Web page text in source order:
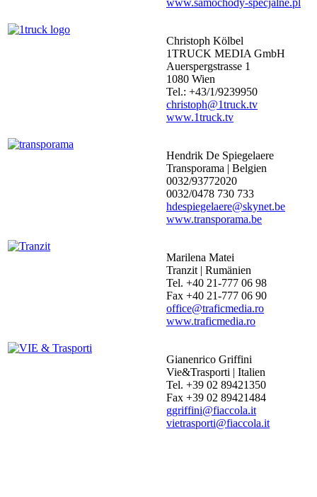
Christoph Kölbel
1TRUCK MEDIA GmbH
Auerspergstrasse 1
1080 Wien
Tel.: +43/1/9239950
christoph@1truck.tv
www.1truck.tv
Hendrik De Spiegelaere
Transporama | Belgien
0032/93772020
0032/0478 730 733
hdespiegelaere@skynet.be
www.transporama.be
Marilena Matei
Tranzit | Rumänien
Tel. +40 21-777 06 98
Fax +40 21-777 06 90
office@traficmedia.ro
www.traficmedia.ro
Gianenrico Griffini
Vie&Trasporti | Italien
Tel. +39 02 89421350
Fax +39 02 89421484
ggriffini@fiaccola.it
vietrasporti@fiaccola.it